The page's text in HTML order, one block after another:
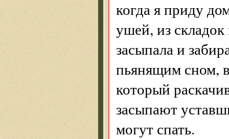
когда я приду
ушей, из
засыпала и
пьянящим сном,
который
засыпают
могут спать.